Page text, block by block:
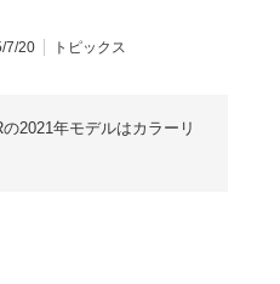
7/20 トピックス
2021年モデルはカラーリ